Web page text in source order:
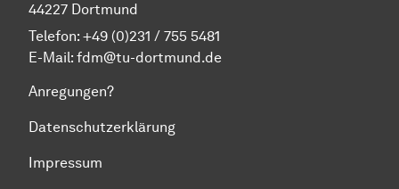
44227 Dort­mund
Telefon: +49 (0)231 / 755 5481
E-Mail: fdm@tu-dortmund.de
Anregungen?
Datenschutzerklärung
Impressum